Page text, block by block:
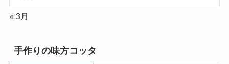
« 3月
手作りの味方コッタ